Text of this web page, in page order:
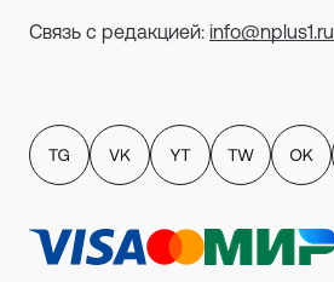
Связь с редакцией: info@nplus1.ru